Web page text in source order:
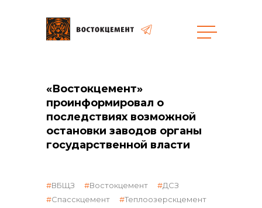
«Востокцемент»
проинформировал о
последствиях возможной
остановки заводов органы
государственной власти
ВБЩЗ Востокцемент
ДСЗ
Спасскцемент
Теплоозерскцемент